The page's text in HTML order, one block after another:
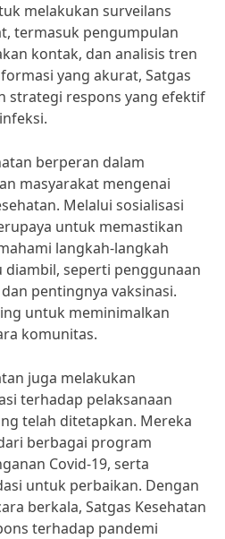
melakukan surveilans
termasuk pengumpulan
kontak, dan analisis tren
yang akurat, Satgas
strategi respons yang efektif
berperan dalam
masyarakat mengenai
Melalui sosialisasi
untuk memastikan
langkah-langkah
diambil, seperti penggunaan
pentingnya vaksinasi.
untuk meminimalkan
komunitas.
juga melakukan
terhadap pelaksanaan
telah ditetapkan. Mereka
berbagai program
Covid-19, serta
untuk perbaikan. Dengan
berkala, Satgas Kesehatan
terhadap pandemi